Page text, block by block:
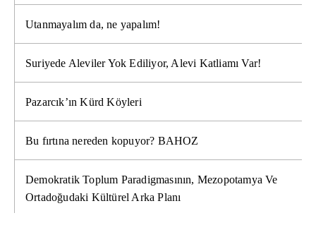
Utanmayalım da, ne yapalım!
Suriyede Aleviler Yok Ediliyor, Alevi Katliamı Var!
Pazarcık’ın Kürd Köyleri
Bu fırtına nereden kopuyor? BAHOZ
Demokratik Toplum Paradigmasının, Mezopotamya Ve
Ortadoğudaki Kültürel Arka Planı